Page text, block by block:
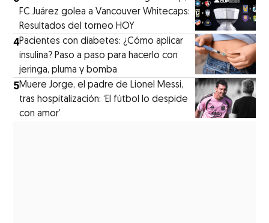
FC Juárez golea a Vancouver Whitecaps:
Resultados del torneo HOY
4Pacientes con diabetes: ¿Cómo aplicar
insulina? Paso a paso para hacerlo con
jeringa, pluma y bomba
5Muere Jorge, el padre de Lionel Messi,
tras hospitalización: ‘El fútbol lo despide
con amor’